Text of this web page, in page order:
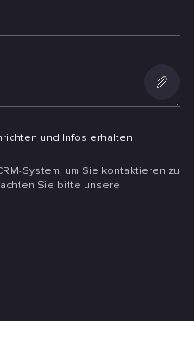
Anlage
und Infos erhalten
System, um Sie kontaktieren zu
Sie bitte unsere